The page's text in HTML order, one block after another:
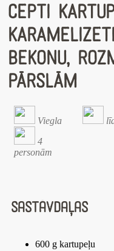
CEPTI
BEKONU,
PĀRSLĀM
Viegla
4
personām
Sastāvdaļas
600 g kartupeļu